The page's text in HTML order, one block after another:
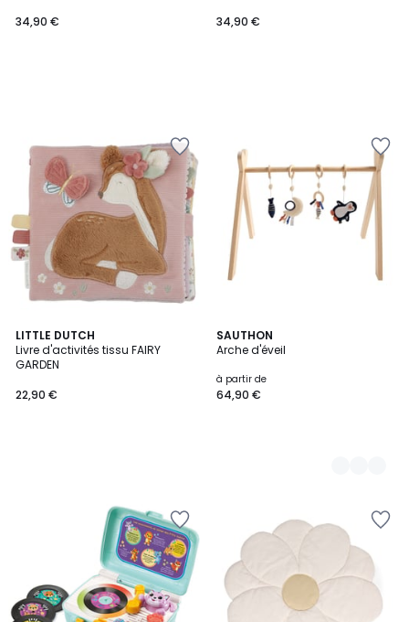
34,90 € 34,90 €
LITTLE DUTCH
Livre d'activités tissu FAIRY
GARDEN
22,90 €
SAUTHON
Arche d'éveil
à partir de
64,90 €
2
Couleurs